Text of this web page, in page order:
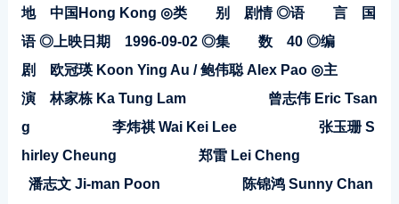
地 中国Hong Kong ◎类 别 剧情 ◎语 言 国
语 ◎上映日期 1996-09-02 ◎集 数 40 ◎编
剧 欧冠瑛 Koon Ying Au / 鲍伟聪 Alex Pao ◎主
演 林家栋 Ka Tung Lam
曾志伟 Eric Tsan
g
李炜祺 Wai Kei Lee
张玉珊 S
hirley Cheung
郑雷 Lei Cheng
潘志文 Ji-man Poon
陈锦鸿 Sunny Chan